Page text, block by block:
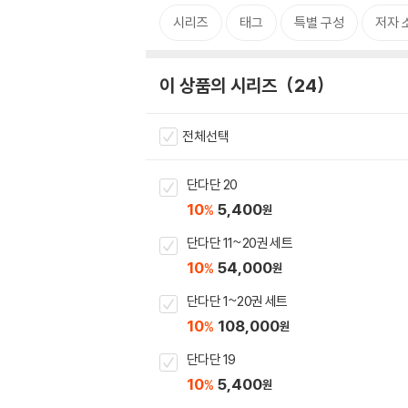
시리즈 태그 특별 구성 저자
이 상품의 시리즈 24
전체선택
단다단 20
10% 5,400원
단다단 11~20권 세트
10% 54,000원
단다단 1~20권 세트
10% 108,000원
단다단 19
10% 5,400원